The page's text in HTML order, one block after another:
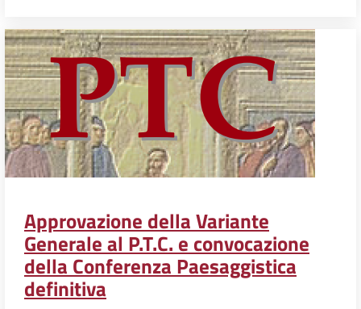
Approvazione della Variante
Generale al P.T.C. e convocazione
della Conferenza Paesaggistica
definitiva